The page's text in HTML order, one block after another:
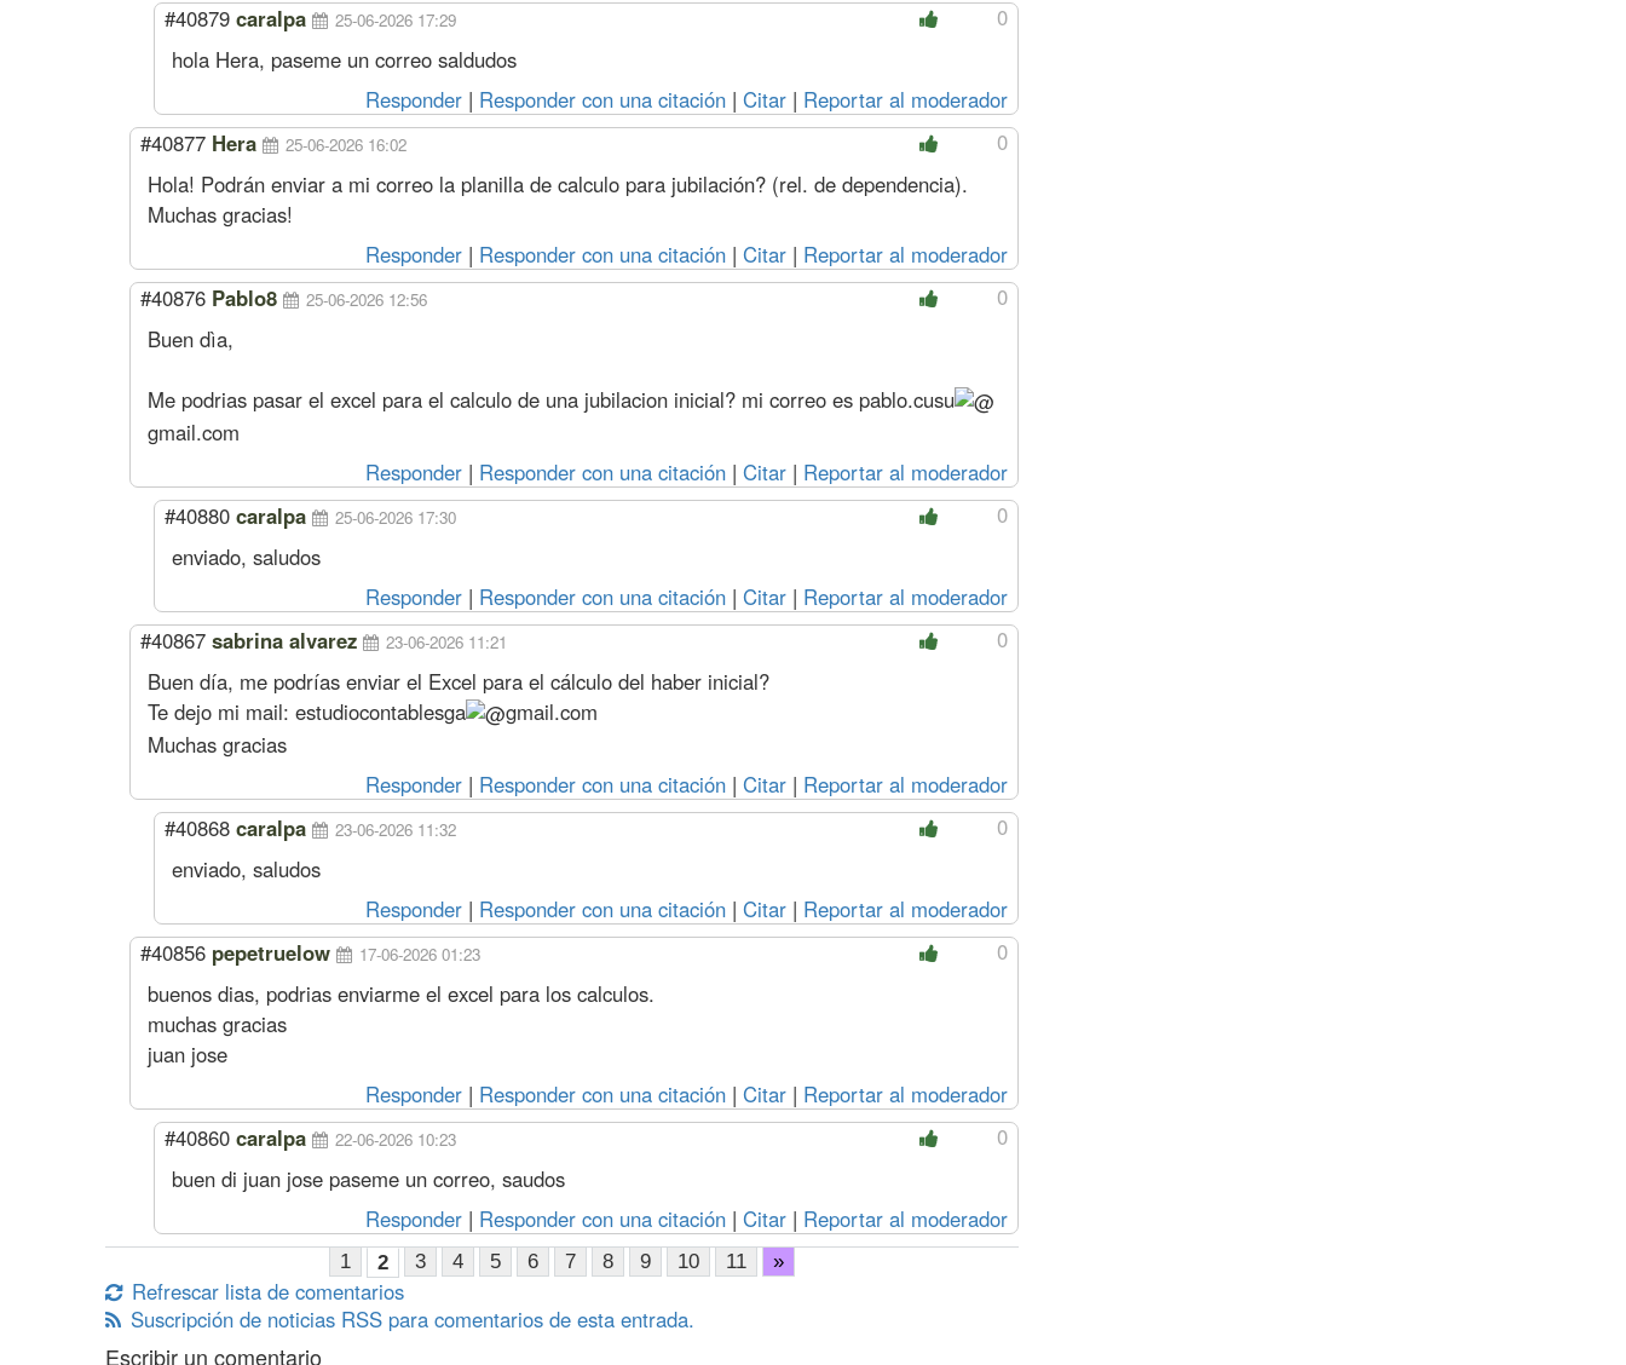
0
#40879 caralpa 25-06-2026 17:29
hola Hera, paseme un correo saldudos
Responder | Responder con una citación | Citar | Reportar al moderador
0
#40877 Hera 25-06-2026 16:02
Hola! Podrán enviar a mi correo la planilla de calculo para jubilación? (rel. de dependencia).
Muchas gracias!
Responder | Responder con una citación | Citar | Reportar al moderador
0
#40876 Pablo8 25-06-2026 12:56
Buen dìa,
Me podrias pasar el excel para el calculo de una jubilacion inicial? mi correo es pablo.cusu
gmail.com
Responder | Responder con una citación | Citar | Reportar al moderador
0
#40880 caralpa 25-06-2026 17:30
enviado, saludos
Responder | Responder con una citación | Citar | Reportar al moderador
0
#40867 sabrina alvarez 23-06-2026 11:21
Buen día, me podrías enviar el Excel para el cálculo del haber inicial?
Te dejo mi mail: estudiocontablesga
gmail.com
Muchas gracias
Responder | Responder con una citación | Citar | Reportar al moderador
0
#40868 caralpa 23-06-2026 11:32
enviado, saludos
Responder | Responder con una citación | Citar | Reportar al moderador
0
#40856 pepetruelow 17-06-2026 01:23
buenos dias, podrias enviarme el excel para los calculos.
muchas gracias
juan jose
Responder | Responder con una citación | Citar | Reportar al moderador
0
#40860 caralpa 22-06-2026 10:23
buen di juan jose paseme un correo, saudos
Responder | Responder con una citación | Citar | Reportar al moderador
1 2 3 4 5 6 7 8 9 10 11 »
Refrescar lista de comentarios
Suscripción de noticias RSS para comentarios de esta entrada.
Escribir un comentario